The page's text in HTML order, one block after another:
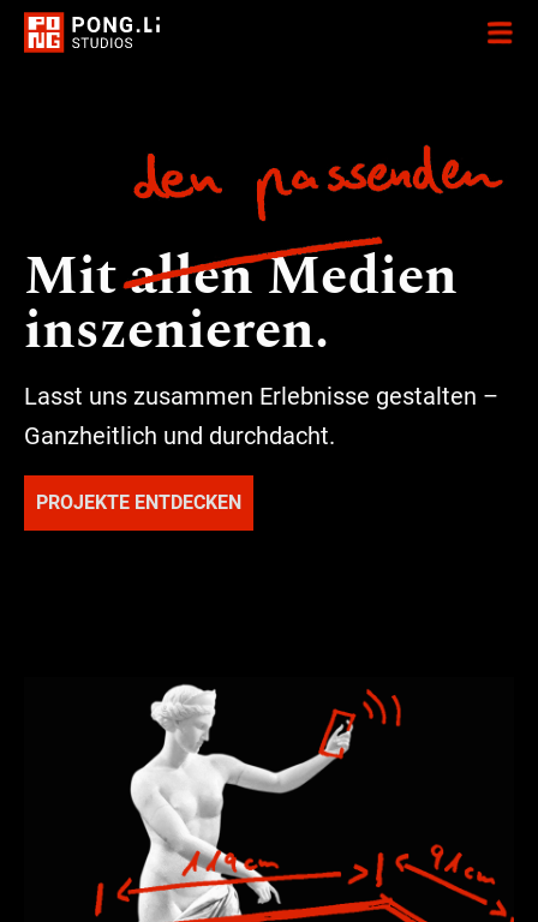
Mit allen Medien
inszenieren.
Lasst uns zusammen Erlebnisse gestalten –
Ganzheitlich und durchdacht.
PROJEKTE ENTDECKEN